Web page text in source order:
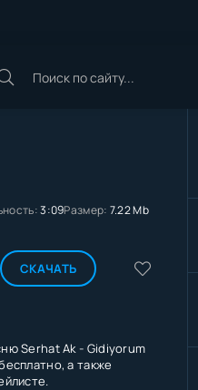
3:09Размер: 7.22 Mb
СКАЧАТЬ
Serhat Ak - Gidiyorum
а также